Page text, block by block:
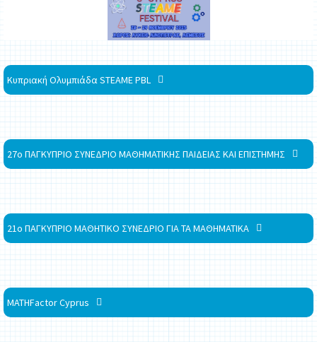
Κυπριακή Ολυμπιάδα STEAME PBL
27ο ΠΑΓΚΥΠΡΙΟ ΣΥΝΕΔΡΙΟ ΜΑΘΗΜΑΤΙΚΗΣ ΠΑΙΔΕΙΑΣ ΚΑΙ ΕΠΙΣΤΗΜΗΣ
21ο ΠΑΓΚΥΠΡΙΟ ΜΑΘΗΤΙΚΟ ΣΥΝΕΔΡΙΟ ΓΙΑ ΤΑ ΜΑΘΗΜΑΤΙΚΑ
MATHFactor Cyprus